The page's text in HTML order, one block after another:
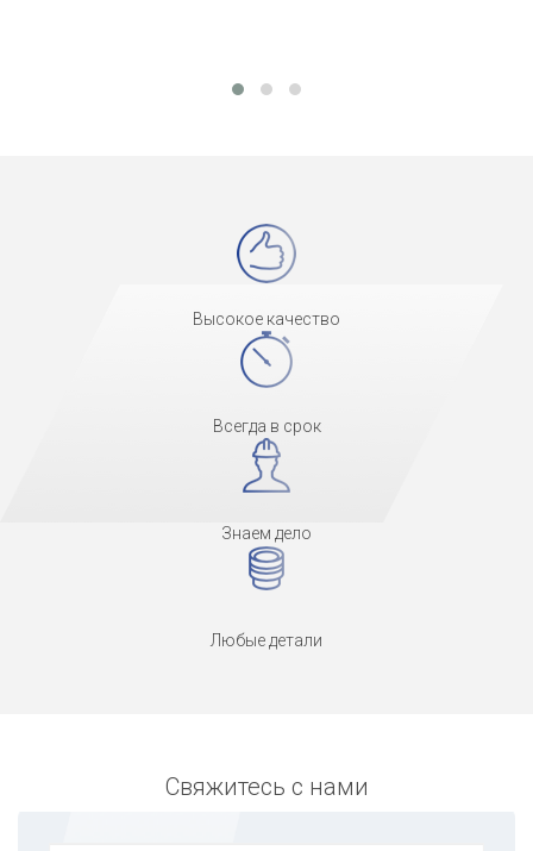
Высокое качество
Всегда в срок
Знаем дело
Любые детали
Свяжитесь с нами